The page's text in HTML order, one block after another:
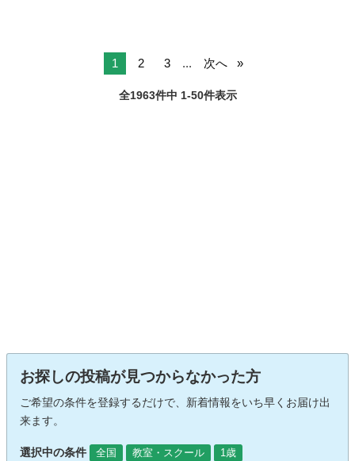
1 2 3 ... 次へ
全1963件中 1-50件表示
お探しの投稿が見つからなかった方
ご希望の条件を登録するだけで、新着情報をいち早くお届け出
来ます。
選択中の条件 全国 教室・スクール 1歳